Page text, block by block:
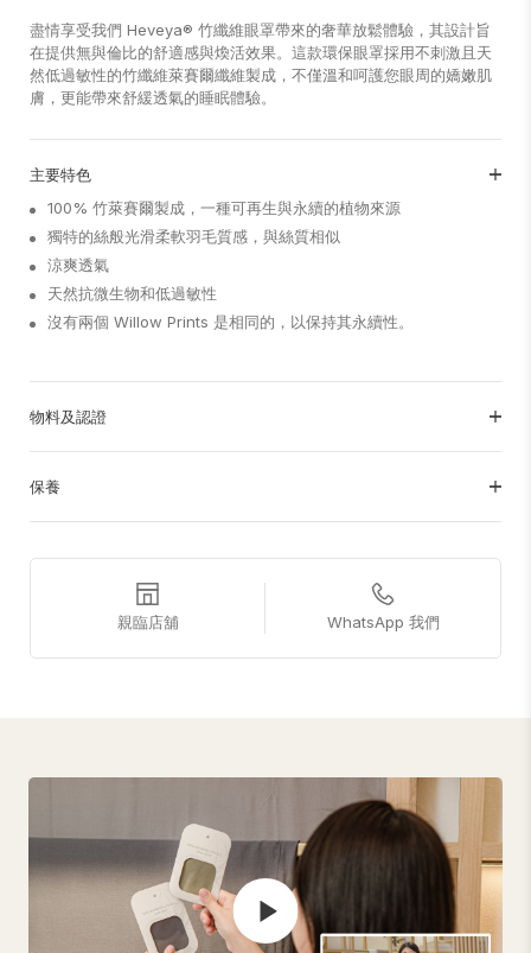
盡情享受我們 Heveya® 竹纖維眼罩帶來的奢華放鬆體驗，其設計旨
在提供無與倫比的舒適感與煥活效果。這款環保眼罩採用不刺激且天
然低過敏性的竹纖維萊賽爾纖維製成，不僅溫和呵護您眼周的嬌嫩肌
膚，更能帶來舒緩透氣的睡眠體驗。
主要特色
100% 竹萊賽爾製成，一種可再生與永續的植物來源
獨特的絲般光滑柔軟羽毛質感，與絲質相似
涼爽透氣
天然抗微生物和低過敏性
沒有兩個 Willow Prints 是相同的，以保持其永續性。
物料及認證
保養
親臨店舖 WhatsApp 我們